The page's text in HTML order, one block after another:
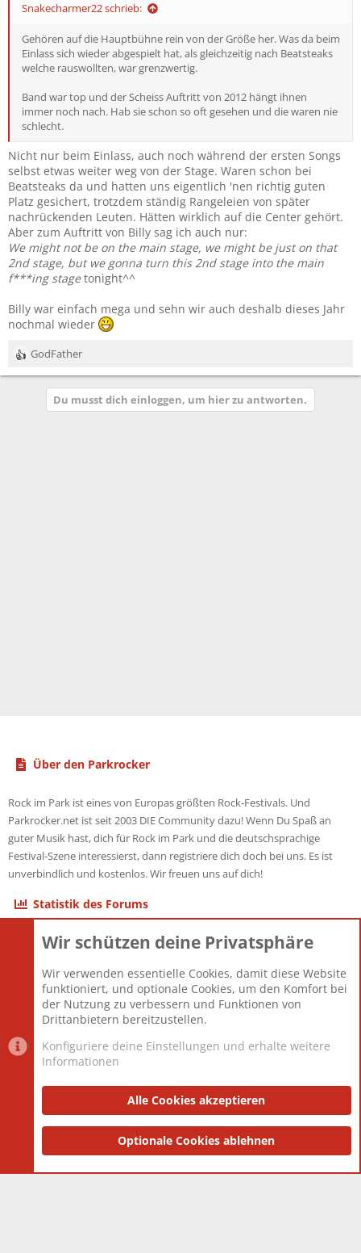
Snakecharmer22 schrieb:
Gehören auf die Hauptbühne rein von der Größe her. Was da beim
Einlass sich wieder abgespielt hat, als gleichzeitig nach Beatsteaks
welche rauswollten, war grenzwertig.
Band war top und der Scheiss Auftritt von 2012 hängt ihnen
immer noch nach. Hab sie schon so oft gesehen und die waren nie
schlecht.
Nicht nur beim Einlass, auch noch während der ersten Songs
selbst etwas weiter weg von der Stage. Waren schon bei
Beatsteaks da und hatten uns eigentlich 'nen richtig guten
Platz gesichert, trotzdem ständig Rangeleien von später
nachrückenden Leuten. Hätten wirklich auf die Center gehört.
Aber zum Auftritt von Billy sag ich auch nur:
We might not be on the main stage, we might be just on that
2nd stage, but we gonna turn this 2nd stage into the main
f***ing stagetonight^^
Billy war einfach mega und sehn wir auch deshalb dieses Jahr
nochmal wieder
R
e
GodFather
Du musst dich einloggen, um hier zu antworten.
Über den Parkrocker
Rock im Park ist eines von Europas größten Rock-Festivals. Und
Parkrocker.net ist seit 2003 DIE Community dazu! Wenn Du Spaß an
guter Musik hast, dich für Rock im Park und die deutschsprachige
Festival-Szene interessierst, dann registriere dich doch bei uns. Es ist
unverbindlich und kostenlos. Wir freuen uns auf dich!
Statistik des Forums
Themen
Mitglieder
12.427
Neuestes Mitglied
Berlin
Datenschutzerklärung Impressum
Community platform by XenForo® © 2010-2025 XenForo Ltd.
and add-ons by ThemeHouse
Wir schützen deine Privatsphäre
Wir verwenden essentielle Cookies, damit diese Website
funktioniert, und optionale Cookies, um den Komfort bei
der Nutzung zu verbessern und Funktionen von
Drittanbietern bereitzustellen.
Konfiguriere deine Einstellungen und erhalte weitere
Informationen
Alle Cookies akzeptieren
Optionale Cookies ablehnen